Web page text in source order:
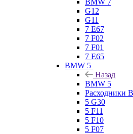
BMW 7
G12
G11
7 Е67
7 F02
7 F01
7 E65
BMW 5
Назад
BMW 5
Расходники
5 G30
5 F11
5 F10
5 F07